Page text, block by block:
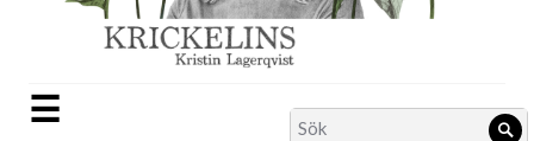
☰
Search